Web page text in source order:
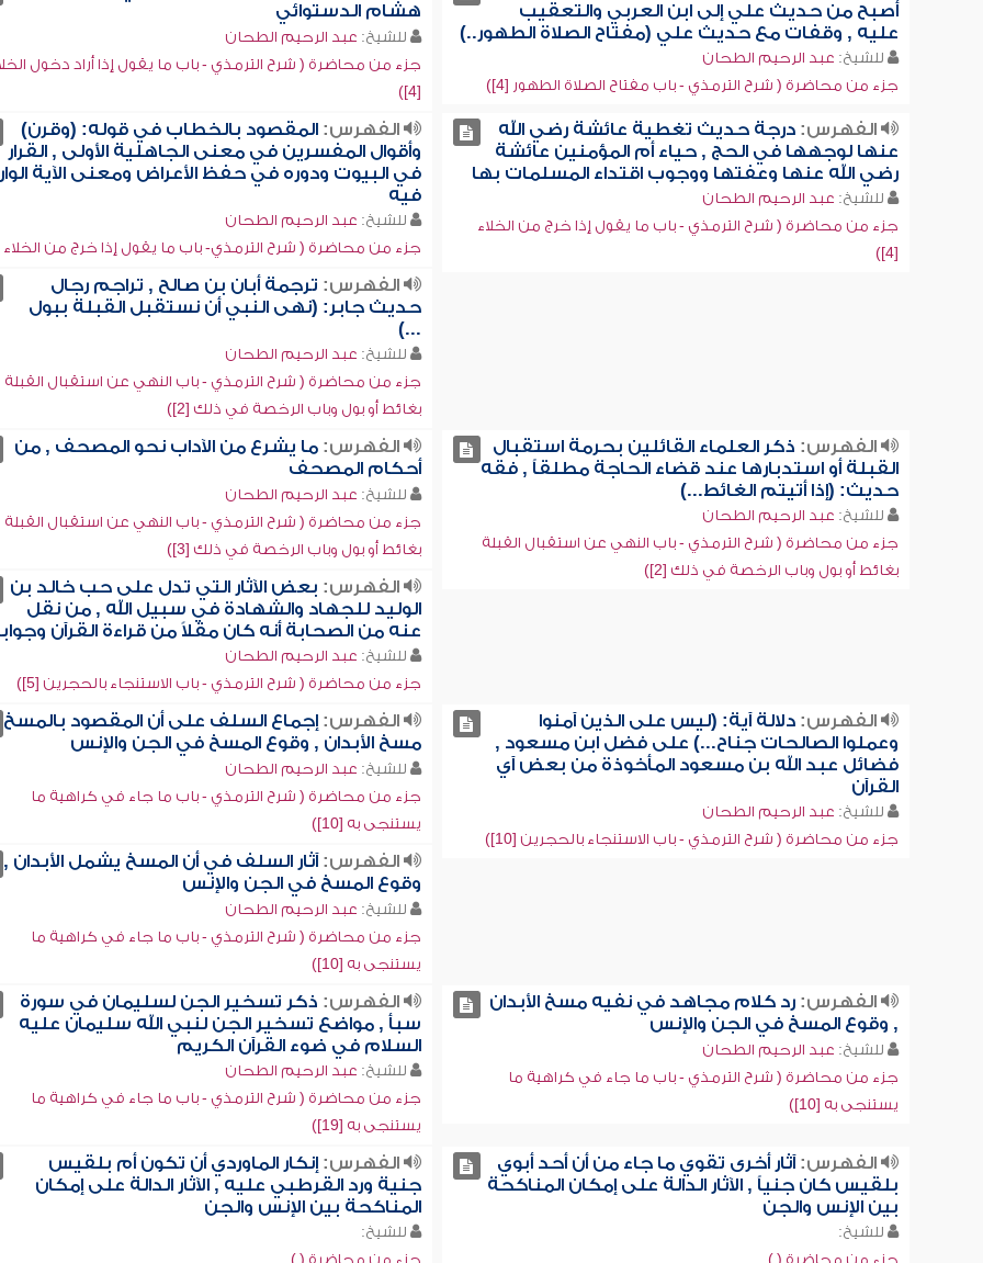
أصبح من حديث علي إلى ابن العربي والتعقيب
عليه , وقفات مع حديث علي (مفتاح الصلاة الطهور..)
للشيخ: عبد الرحيم الطحان
جزء من محاضرة ( شرح الترمذي - باب مفتاح الصلاة الطهور [4])
هشام الدستوائي
للشيخ: عبد الرحيم الطحان
جزء من محاضرة ( شرح الترمذي - باب ما يقول إذا أراد دخول
[4])
الفهرس:درجة حديث تغطية عائشة رضي الله
عنها لوجهها في الحج , حياء أم المؤمنين عائشة
رضي الله عنها وعفتها ووجوب اقتداء المسلمات بها
للشيخ: عبد الرحيم الطحان
جزء من محاضرة ( شرح الترمذي - باب ما يقول إذا خرج من الخلاء
[4])
الفهرس: المقصود بالخطاب في قوله: (وقرن)
وأقوال المفسرين في معنى الجاهلية الأولى , القرار
في البيوت ودوره في حفظ الأعراض ومعنى الآية
فيه
للشيخ: عبد الرحيم الطحان
جزء من محاضرة ( شرح الترمذي- باب ما يقول إذا خرج من الخلاء
الفهرس: ترجمة أبان بن صالح , تراجم رجال
حديث جابر: (نهى النبي أن نستقبل القبلة ببول
...)
للشيخ: عبد الرحيم الطحان
جزء من محاضرة ( شرح الترمذي - باب النهي عن استقبال القبلة
بغائط أو بول وباب الرخصة في ذلك [2])
الفهرس: ذكر العلماء القائلين بحرمة استقبال
القبلة أو استدبارها عند قضاء الحاجة مطلقاً , فقه
حديث: (إذا أتيتم الغائط...)
للشيخ: عبد الرحيم الطحان
جزء من محاضرة ( شرح الترمذي - باب النهي عن استقبال القبلة
بغائط أو بول وباب الرخصة في ذلك [2])
الفهرس: ما يشرع من الآداب نحو المصحف , من
أحكام المصحف
للشيخ: عبد الرحيم الطحان
جزء من محاضرة ( شرح الترمذي - باب النهي عن استقبال القبلة
بغائط أو بول وباب الرخصة في ذلك [3])
الفهرس: بعض الآثار التي تدل على حب خالد بن
الوليد للجهاد والشهادة في سبيل الله , من نقل
عنه من الصحابة أنه كان مقلاً من قراءة القرآن
للشيخ: عبد الرحيم الطحان
جزء من محاضرة ( شرح الترمذي - باب الاستنجاء بالحجرين [5])
الفهرس:دلالة آية: (ليس على الذين آمنوا
وعملوا الصالحات جناح...) على فضل ابن مسعود ,
فضائل عبد الله بن مسعود المأخوذة من بعض آي
القرآن
للشيخ: عبد الرحيم الطحان
جزء من محاضرة ( شرح الترمذي - باب الاستنجاء بالحجرين [10])
الفهرس: إجماع السلف على أن المقصود بالمسخ
مسخ الأبدان , وقوع المسخ في الجن والإنس
للشيخ: عبد الرحيم الطحان
جزء من محاضرة ( شرح الترمذي - باب ما جاء في كراهية ما
يستنجى به [10])
الفهرس: آثار السلف في أن المسخ يشمل الأبدان ,
وقوع المسخ في الجن والإنس
للشيخ: عبد الرحيم الطحان
جزء من محاضرة ( شرح الترمذي - باب ما جاء في كراهية ما
يستنجى به [10])
الفهرس:رد كلام مجاهد في نفيه مسخ الأبدان
, وقوع المسخ في الجن والإنس
للشيخ: عبد الرحيم الطحان
جزء من محاضرة ( شرح الترمذي - باب ما جاء في كراهية ما
يستنجى به [10])
الفهرس: ذكر تسخير الجن لسليمان في سورة
سبأ , مواضع تسخير الجن لنبي الله سليمان عليه
السلام في ضوء القرآن الكريم
للشيخ: عبد الرحيم الطحان
جزء من محاضرة ( شرح الترمذي - باب ما جاء في كراهية ما
يستنجى به [19])
الفهرس:آثار أخرى تقوي ما جاء من أن أحد أبوي
بلقيس كان جنياً , الآثار الدالة على إمكان المناكحة
بين الإنس والجن
للشيخ:
جزء من محاضرة ( )
الفهرس: إنكار الماوردي أن تكون أم بلقيس
جنية ورد القرطبي عليه , الآثار الدالة على إمكان
المناكحة بين الإنس والجن
للشيخ:
جزء من محاضرة ( )